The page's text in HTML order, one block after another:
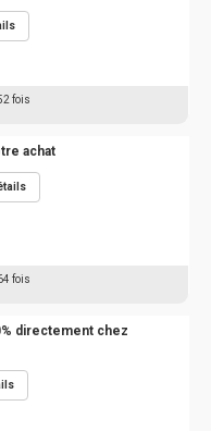
fois
achat
fois
directement chez